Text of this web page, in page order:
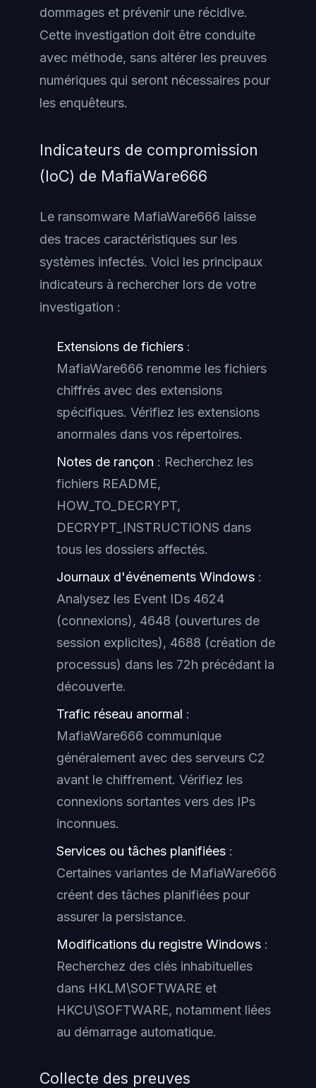
dommages et prévenir une récidive.
Cette investigation doit être conduite
avec méthode, sans altérer les preuves
numériques qui seront nécessaires pour
les enquêteurs.
Indicateurs de compromission
(IoC) de MafiaWare666
Le ransomware MafiaWare666 laisse
des traces caractéristiques sur les
systèmes infectés. Voici les principaux
indicateurs à rechercher lors de votre
investigation :
Extensions de fichiers :
MafiaWare666 renomme les fichiers
chiffrés avec des extensions
spécifiques. Vérifiez les extensions
anormales dans vos répertoires.
Notes de rançon : Recherchez les
fichiers README,
HOW_TO_DECRYPT,
DECRYPT_INSTRUCTIONS dans
tous les dossiers affectés.
Journaux d'événements Windows :
Analysez les Event IDs 4624
(connexions), 4648 (ouvertures de
session explicites), 4688 (création de
processus) dans les 72h précédant la
découverte.
Trafic réseau anormal :
MafiaWare666 communique
généralement avec des serveurs C2
avant le chiffrement. Vérifiez les
connexions sortantes vers des IPs
inconnues.
Services ou tâches planifiées :
Certaines variantes de MafiaWare666
créent des tâches planifiées pour
assurer la persistance.
Modifications du registre Windows :
Recherchez des clés inhabituelles
dans HKLM\SOFTWARE et
HKCU\SOFTWARE, notamment liées
au démarrage automatique.
Collecte des preuves